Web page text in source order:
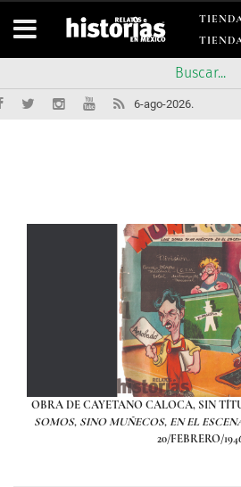
6-ago-2026.
OBRA DE CAYETANO CALOCA, SIN
SOMOS, SINO MUÑECOS, EN EL
20/FEBRERO/